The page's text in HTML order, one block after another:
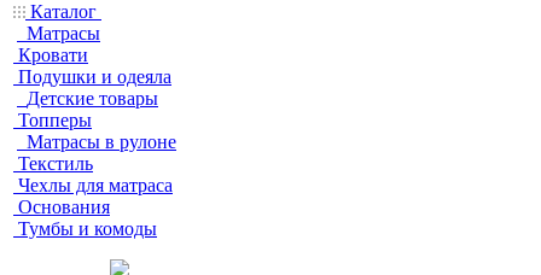
Каталог
Матрасы
Кровати
Подушки и одеяла
Детские товары
Топперы
Матрасы в рулоне
Текстиль
Чехлы для матраса
Основания
Тумбы и комоды